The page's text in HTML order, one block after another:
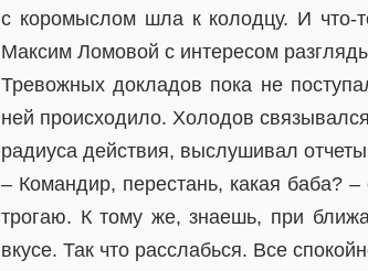
с коромыслом шла к колодцу. И что-
Максим Ломовой с интересом
Тревожных докладов пока не
ней происходило. Холодов
радиуса действия, выслушивал
– Командир, перестань, какая баба?
трогаю. К тому же, знаешь, при
вкусе. Так что расслабься. Все